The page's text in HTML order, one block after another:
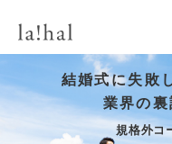
結婚式に失敗
業界の
規格外コ